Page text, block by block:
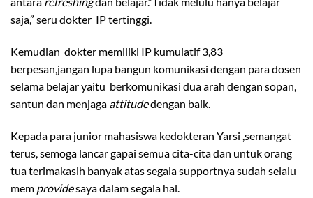
saja,” seru dokter IP tertinggi.
Kemudian dokter memiliki IP kumulatif 3,83
berpesan,jangan lupa bangun komunikasi dengan para dosen
selama belajar yaitu berkomunikasi dua arah dengan sopan,
santun dan menjaga attitudedengan baik.
Kepada para junior mahasiswa kedokteran Yarsi ,semangat
terus, semoga lancar gapai semua cita-cita dan untuk orang
tua terimakasih banyak atas segala supportnya sudah selalu
mem providesaya dalam segala hal.